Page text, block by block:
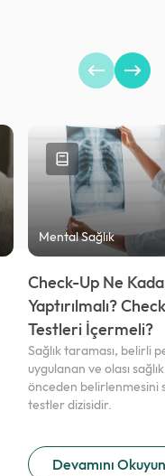
Mental Sağlık
Check-Up Ne
Yaptırılmalı?
Testleri İçermeli?
Devamını Okuyun
Sağlık taraması, belirli
uygulanan ve olası
önceden belirlenmesini
testler dizisidir.